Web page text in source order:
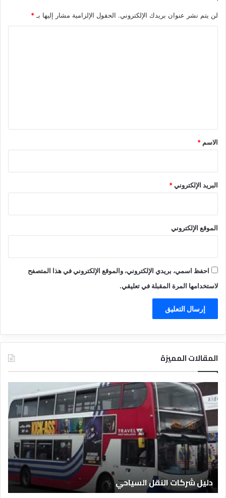
لن يتم نشر عنوان بريدك الإلكتروني. الحقول الإلزامية مشار إليها بـ*
*
الاسم *
البريد الإلكتروني*
الموقع الإلكتروني
احفظ اسمي، بريدي الإلكتروني، والموقع الإلكتروني في هذا المتصفح
لاستخدامها المرة المقبلة في تعليقي.
المقالات المميزة
ل
ي
ش
ر
ك
ا
ت
ل
دليل شركات النقل السياحي